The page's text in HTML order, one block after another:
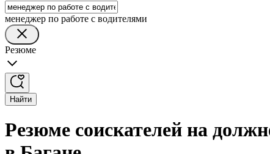
менеджер по работе с водителями
Резюме
Найти
Резюме соискателей на